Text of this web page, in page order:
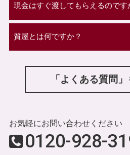
現金はすぐ渡してもらえるのです
質屋とは何ですか？
「よくある質問
お気軽にお問い合わせください
0120-928-